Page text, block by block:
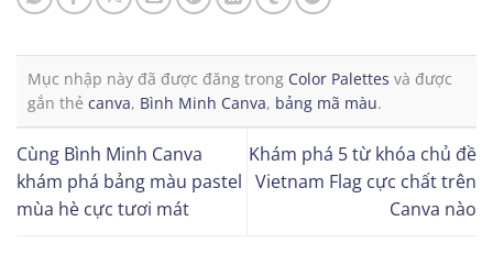
Mục nhập này đã được đăng trong Color Palettes và được
gắn thẻ canva, Bình Minh Canva, bảng mã màu.
Cùng Bình Minh Canva
khám phá bảng màu pastel
mùa hè cực tươi mát
Khám phá 5 từ khóa chủ đề
Vietnam Flag cực chất trên
Canva nào